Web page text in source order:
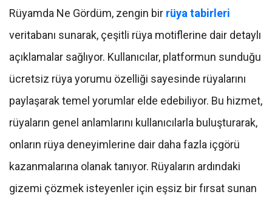
Rüyamda Ne Gördüm, zengin bir rüya tabirleri
veritabanı sunarak, çeşitli rüya motiflerine dair detaylı
açıklamalar sağlıyor. Kullanıcılar, platformun sunduğu
ücretsiz rüya yorumu özelliği sayesinde rüyalarını
paylaşarak temel yorumlar elde edebiliyor. Bu hizmet,
rüyaların genel anlamlarını kullanıcılarla buluşturarak,
onların rüya deneyimlerine dair daha fazla içgörü
kazanmalarına olanak tanıyor. Rüyaların ardındaki
gizemi çözmek isteyenler için eşsiz bir fırsat sunan